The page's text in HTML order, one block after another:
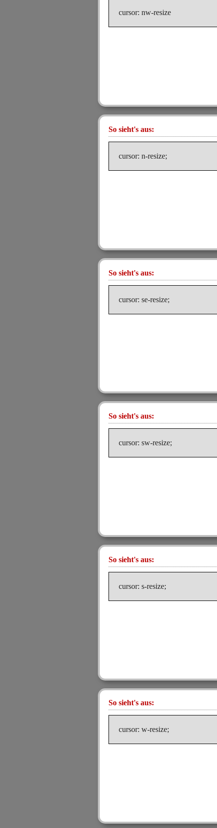
cursor: nw-resize
So sieht's aus:
cursor: n-resize;
So sieht's aus:
cursor: se-resize;
So sieht's aus:
cursor: sw-resize;
So sieht's aus:
cursor: s-resize;
So sieht's aus:
cursor: w-resize;